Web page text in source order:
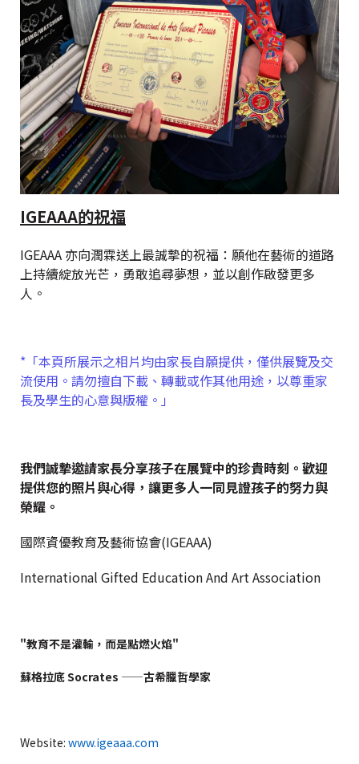
IGEAAA的祝福
IGEAAA 亦向潤霖送上最誠摯的祝福：願他在藝術的道路
上持續綻放光芒，勇敢追尋夢想，並以創作啟發更多
人。
*「本頁所展示之相片均由家長自願提供，僅供展覽及交
流使用。請勿擅自下載、轉載或作其他用途，以尊重家
長及學生的心意與版權。」
我們誠摯邀請家長分享孩子在展覽中的珍貴時刻。歡迎
提供您的照片與心得，讓更多人一同見證孩子的努力與
榮耀。
國際資優教育及藝術協會(IGEAAA)
International Gifted Education And Art Association
"教育不是灌輸，而是點燃火焰"
蘇格拉底 Socrates ——古希臘哲學家
Website: www.igeaaa.com